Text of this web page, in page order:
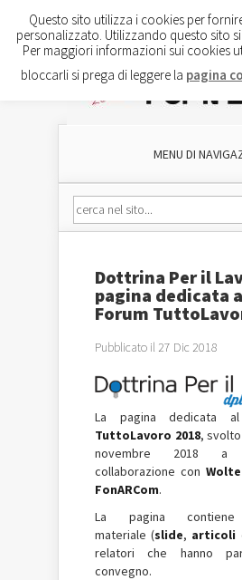
MENU DI
Dottrina Per il
pagina dedicata
Forum
Pubblicato il 27 Dic 2018
La pagina dedicata
TuttoLavoro 2018,
novembre 2018 a
collaborazione con
FonARCom.
La pagina
materiale (slide, articoli
relatori che hanno
convegno.
Questo sito utilizza i cookies per
personalizzato. Utilizzando questo sito
Per maggiori informazioni sui cookies
bloccarli si prega di leggere la pagina